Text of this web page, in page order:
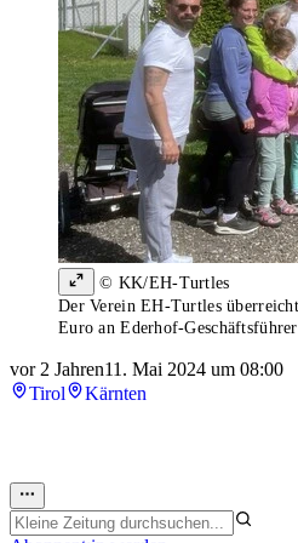
© KK/EH-Turtles
Der Verein EH-Turtles
Euro an Ederhof-
vor 2 Jahren11. Mai 2024 um 08:00
Tirol
Kärnten